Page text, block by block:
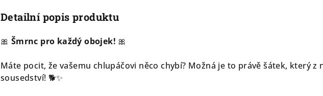
Detailní popis produktu
🎀 Šmrnc pro každý obojek! 🎀
Máte pocit, že vašemu chlupáčovi něco chybí? Možná je to právě šátek, který
sousedství! 🐕✨